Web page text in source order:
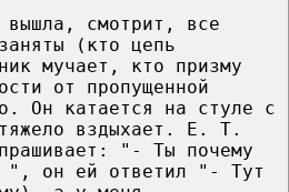
вышла, смотрит, все
(кто цепь
мучает, кто призму
от пропущенной
Он катается на стуле с
вздыхает. Е. Т.
"- Ты почему
", он ей ответил "- Тут